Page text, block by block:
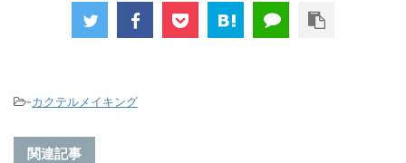
-カクテルメイキング
関連記事